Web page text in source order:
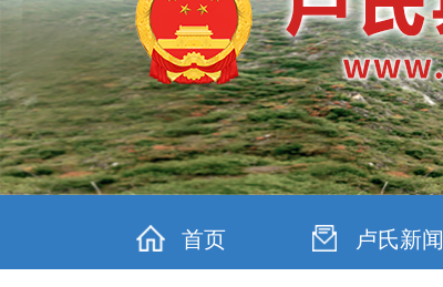
首页 卢氏新闻